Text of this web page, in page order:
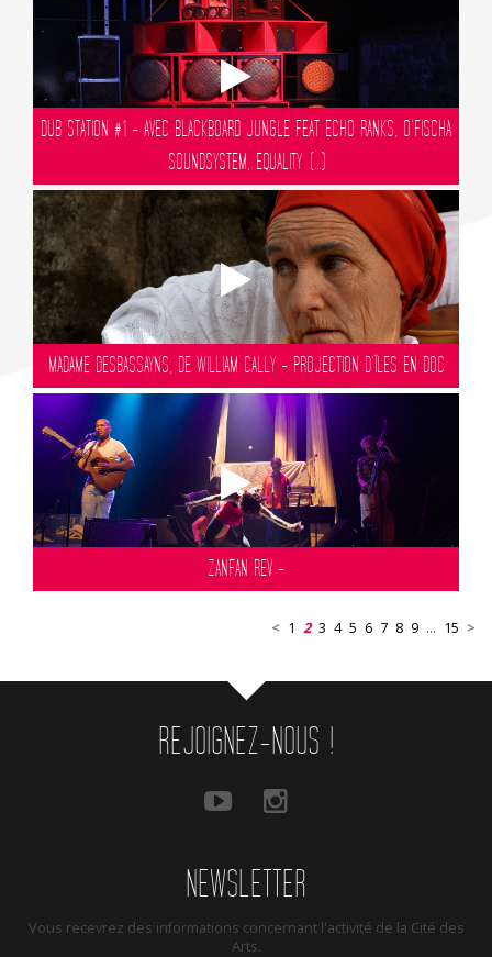
DUB STATION #1 - AVEC BLACKBOARD JUNGLE FEAT ECHO RANKS, O’FISCHA
SOUNDSYSTEM, EQUALITY (...)
MADAME DESBASSAYNS, DE WILLIAM CALLY - PROJECTION D’ÎLES EN DOC
ZANFAN REV -
< 1 2 3 4 5 6 7 8 9 ... 15 >
REJOIGNEZ-NOUS !
NEWSLETTER
Vous recevrez des informations concernant l'activité de la Cité des
Arts.